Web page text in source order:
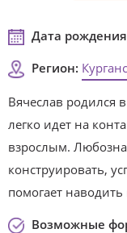
Дата
Регион:
Вячеслав родился
легко идет на
взрослым.
конструировать,
помогает наводить
Возможные